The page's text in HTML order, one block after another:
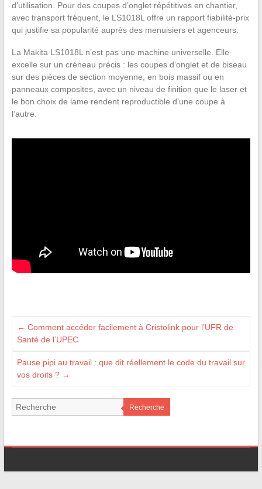
d’utilisation. Pour des coupes d’onglet répétitives en chantier,
avec transport fréquent, le LS1018L offre un rapport fiabilité-prix
qui justifie sa popularité auprès des menuisiers et agenceurs.
La Makita LS1018L n’est pas une machine universelle. Elle
excelle sur un créneau précis : les coupes d’onglet et de biseau
sur des pièces de section moyenne, en bois massif ou en
panneaux composites, avec un niveau de finition que le laser et
le bon choix de lame rendent reproductible d’une coupe à
l’autre.
← Comment accéder facilement à Cristolink pour l’UFR de
Santé de l’UPEC
Pause pipi au travail : que dit réellement le code du travail sur
vos droits ? →
Recherche